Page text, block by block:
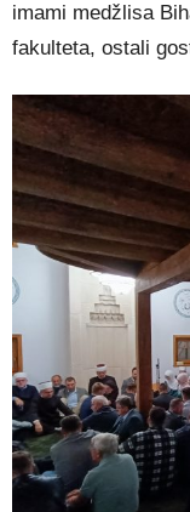
imami medžlisa
fakulteta, ostali